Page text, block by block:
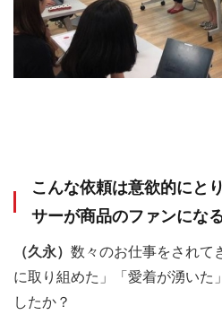
こんな依頼は意欲的にと
サーが商品のファンにな
（久永） 数々のお仕事をされて
に取り組めた」「愛着が湧いた
したか？